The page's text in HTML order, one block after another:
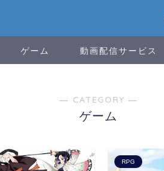
ゲーム 動画配信サービス
― CATEGORY ―
ゲーム
RPG